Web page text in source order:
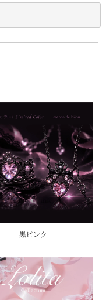
黒ピンク